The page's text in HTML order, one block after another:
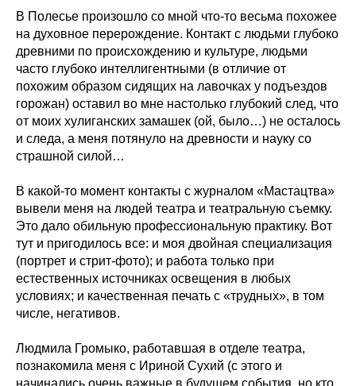
В Полесье произошло со мной что-то весьма похожее
на духовное перерождение. Контакт с людьми глубоко
древними по происхождению и культуре, людьми
часто глубоко интеллигентными (в отличие от
похожим образом сидящих на лавочках у подъездов
горожан) оставил во мне настолько глубокий след, что
от моих хулиганских замашек (ой, было…) не осталось
и следа, а меня потянуло на древности и науку со
страшной силой…
В какой-то момент контакты с журналом «Мастацтва»
вывели меня на людей театра и театральную съемку.
Это дало обильную профессиональную практику. Вот
тут и пригодилось все: и моя двойная специализация
(портрет и стрит-фото); и работа только при
естественных источниках освещения в любых
условиях; и качественная печать с «трудных», в том
числе, негативов.
Людмила Громыко, работавшая в отделе театра,
познакомила меня с Ириной Сухий (с этого и
начинались очень важные в будущем события, но кто